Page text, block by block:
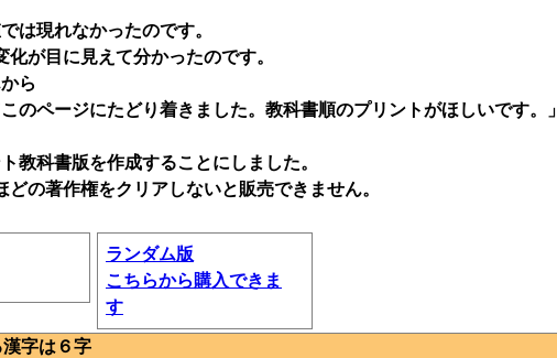
は現れなかったのです。
が目に見えて分かったのです。
ら
のページにたどり着きました。教科書順のプリントがほしいです。」
教科書版を作成することにしました。
の著作権をクリアしないと販売できません。
ランダム版
こちらから購入できま
す
字は６字